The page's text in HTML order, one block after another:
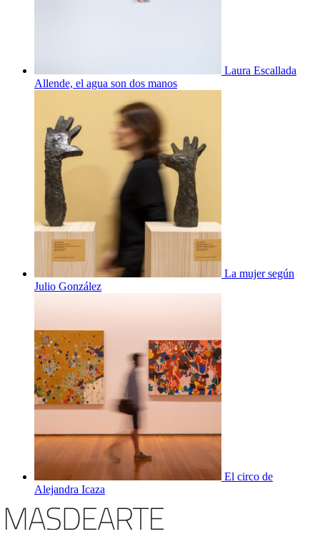
Laura Escallada
Allende, el agua son dos manos
La mujer según
Julio González
El circo de
Alejandra Icaza